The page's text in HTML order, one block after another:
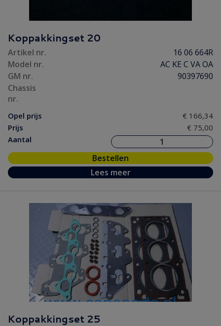
Koppakkingset 20
Artikel nr.
16 06 664R
Model nr.
AC KE C VA OA
GM nr.
90397690
Chassis
nr.
Opel prijs
€ 166,34
Prijs
€ 75,00
Aantal
Bestellen
Lees meer
Koppakkingset 25